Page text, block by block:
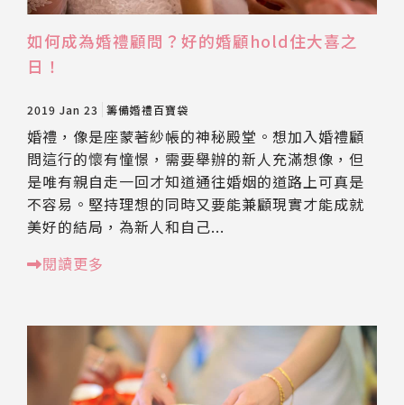
如何成為婚禮顧問？好的婚顧hold住大喜之
日！
2019 Jan 23 籌備婚禮百寶袋
婚禮，像是座蒙著紗帳的神秘殿堂。想加入婚禮顧
問這行的懷有憧憬，需要舉辦的新人充滿想像，但
是唯有親自走一回才知道通往婚姻的道路上可真是
不容易。堅持理想的同時又要能兼顧現實才能成就
美好的結局，為新人和自己...
閱讀更多